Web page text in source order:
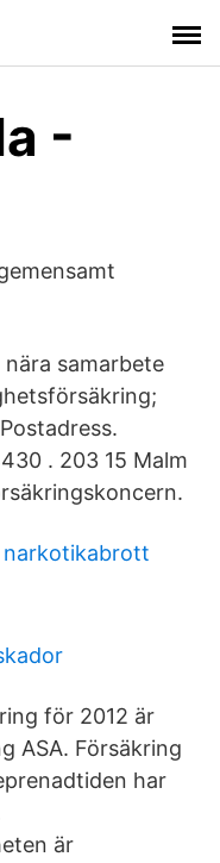
-
samarbete
. 203 15 Malm
narkotikabrott
för 2012 är
ASA. Försäkring
har
är